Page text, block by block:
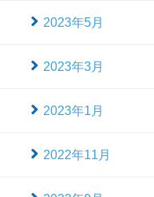
2023年5月
2023年3月
2023年1月
2022年11月